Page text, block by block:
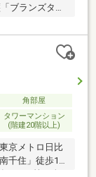
ブランズタワ
、フロントサ
、屋上スカイ
スポーザー、食
房、モニタ
ストステーシ
角部屋
タワーマンション
(階建20階以上)
京メトロ日比
千住」徒歩1